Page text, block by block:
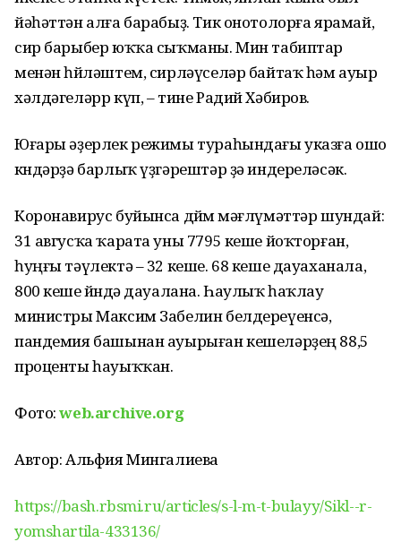
йәһәттән алға барабыҙ. Тик онотолорға ярамай,
сир барыбер юҡҡа сыҡманы. Мин табиптар
менән һөйләштем, сирләүселәр байтаҡ һәм ауыр
хәлдәгеләрр күп, – тине Радий Хәбиров.
Юғары әҙерлек режимы тураһындағы указға ошо
көндәрҙә барлыҡ үҙгәрештәр ҙә индереләсәк.
Коронавирус буйынса дөйөм мәғлүмәттәр шундай:
31 авгусҡа ҡарата уны 7795 кеше йоҡторған,
һуңғы тәүлектә – 32 кеше. 68 кеше дауаханала,
800 кеше өйөндә дауалана. Һаулыҡ һаҡлау
министры Максим Забелин белдереүенсә,
пандемия башынан ауырыған кешеләрҙең 88,5
проценты һауыҡҡан.
Фото:web.archive.org
Автор: Альфия Мингалиева
https://bash.rbsmi.ru/articles/s-l-m-t-bulayy/Sikl--r-
yomshartila-433136/